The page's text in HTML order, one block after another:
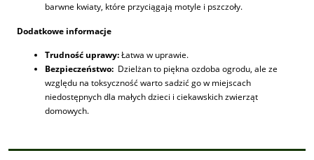
barwne kwiaty, które przyciągają motyle i pszczoły.
Dodatkowe informacje
Trudność uprawy:Łatwa w uprawie.
Bezpieczeństwo: Dzielżan to piękna ozdoba ogrodu, ale ze
względu na toksyczność warto sadzić go w miejscach
niedostępnych dla małych dzieci i ciekawskich zwierząt
domowych.